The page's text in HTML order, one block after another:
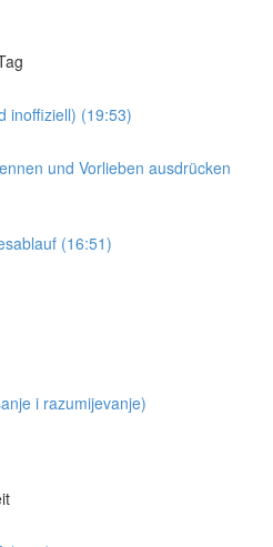
inoffiziell) (19:53)
und Vorlieben ausdrücken
(16:51)
i razumijevanje)